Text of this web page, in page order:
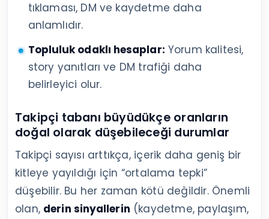
tıklaması, DM ve kaydetme daha
anlamlıdır.
Topluluk odaklı hesaplar: Yorum kalitesi,
story yanıtları ve DM trafiği daha
belirleyici olur.
Takipçi tabanı büyüdükçe oranların
doğal olarak düşebileceği durumlar
Takipçi sayısı arttıkça, içerik daha geniş bir
kitleye yayıldığı için “ortalama tepki”
düşebilir. Bu her zaman kötü değildir. Önemli
olan, derin sinyallerin (kaydetme, paylaşım,